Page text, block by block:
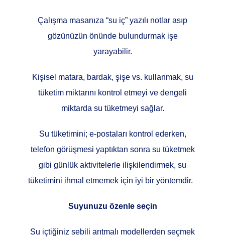
Çalışma masanıza “su iç” yazılı notlar asıp
gözünüzün önünde bulundurmak işe
yarayabilir.
Kişisel matara, bardak, şişe vs. kullanmak, su
tüketim miktarını kontrol etmeyi ve dengeli
miktarda su tüketmeyi sağlar.
Su tüketimini; e-postaları kontrol ederken,
telefon görüşmesi yaptıktan sonra su tüketmek
gibi günlük aktivitelerle ilişkilendirmek, su
tüketimini ihmal etmemek için iyi bir yöntemdir.
Suyunuzu özenle seçin
Su içtiğiniz sebili arıtmalı modellerden seçmek